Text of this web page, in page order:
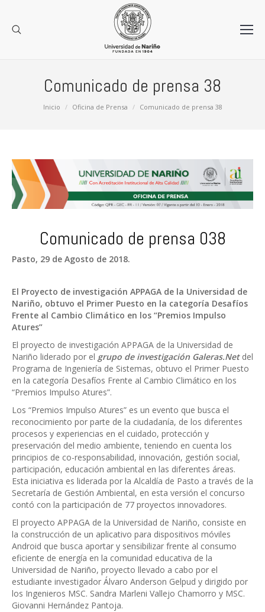
Comunicado de prensa 38
Estás aquí:Inicio Oficina de Prensa Comunicado de prensa 38
Comunicado de prensa 038
Pasto, 29 de Agosto de 2018.
El Proyecto de investigación APPAGA de la Universidad de
Nariño, obtuvo el Primer Puesto en la categoría Desafíos
Frente al Cambio Climático en los “Premios Impulso
Atures”
El proyecto de investigación APPAGA de la Universidad de
Nariño liderado por el grupo de investigación Galeras.Netdel
Programa de Ingeniería de Sistemas, obtuvo el Primer Puesto
en la categoría Desafíos Frente al Cambio Climático en los
“Premios Impulso Atures”.
Los “Premios Impulso Atures” es un evento que busca el
reconocimiento por parte de la ciudadanía, de los diferentes
procesos y experiencias en el cuidado, protección y
preservación del medio ambiente, teniendo en cuenta los
principios de co-responsabilidad, innovación, gestión social,
participación, educación ambiental en las diferentes áreas.
Esta iniciativa es liderada por la Alcaldía de Pasto a través de la
Secretaría de Gestión Ambiental, en esta versión el concurso
contó con la participación de 77 proyectos innovadores.
El proyecto APPAGA de la Universidad de Nariño, consiste en
la construcción de un aplicativo para dispositivos móviles
Android que busca aportar y sensibilizar frente al consumo
eficiente de energía en la comunidad educativa de la
Universidad de Nariño, proyecto llevado a cabo por el
estudiante investigador Álvaro Anderson Gelpud y dirigido por
los Ingenieros MSC. Sandra Marleni Vallejo Chamorro y MSC.
Giovanni Hernández Pantoja.